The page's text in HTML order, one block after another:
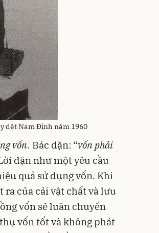
dệt Nam Định năm 1960
vốn. Bác dặn: “vốn phải
dặn như một yêu cầu
quả sử dụng vốn. Khi
ra của cải vật chất và lưu
vốn sẽ luân chuyển
vốn tốt và không phát